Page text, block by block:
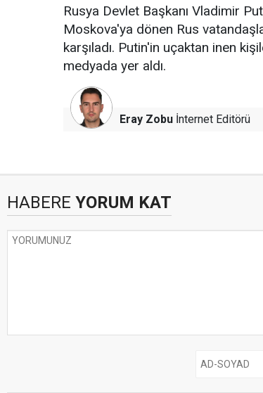
Rusya Devlet Başkanı Vladimir
Moskova'ya dönen Rus
karşıladı. Putin'in uçaktan inen
medyada yer aldı.
Eray Zobu İnternet Editörü
HABERE YORUM KAT